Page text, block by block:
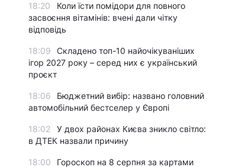
18:20
Коли їсти помідори для повного
засвоєння вітамінів: вчені дали чітку
відповідь
18:09
Складено топ-10 найочікуваніших
ігор 2027 року – серед них є український
проєкт
18:06
Бюджетний вибір: названо головний
автомобільний бестселер у Європі
18:02
У двох районах Києва зникло світло:
в ДТЕК назвали причину
18:00 Гороскоп на 8 серпня за картами